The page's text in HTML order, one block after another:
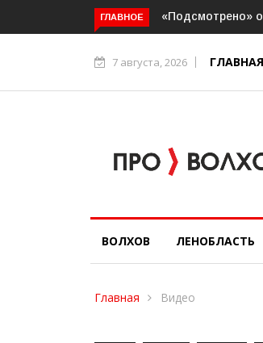
ГЛАВНОЕ
от 06.08.2026 (ВИДЕО)
7 августа, 2026 ГЛАВНАЯ
ВОЛХОВ ЛЕНОБЛАСТЬ
Главная Видео